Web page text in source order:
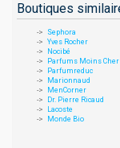
Boutiques
Sephora
Yves Rocher
Nocibé
Parfums Moins Cher
Parfumreduc
Marionnaud
MenCorner
Dr. Pierre Ricaud
Lacoste
Monde Bio